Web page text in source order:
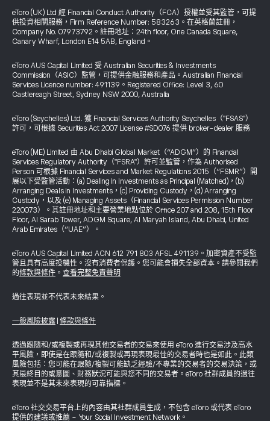
eToro (UK) Ltd 經 Financial Conduct Authority（FCA）授權並受其監管，可提
供投資相關服務，Firm Reference Number: 583263。在英格蘭註冊，
Company No. 07973792。註冊地址：24th floor, One Canada Square,
Canary Wharf, London E14 5AB, England。
eToro AUS Capital Limited 受 Australian Securities & Investments
Commission（ASIC）監管，可提供金融服務和產品。Australian Financial
Services Licence number: 491139。Registered Office: Level 3, 60
Castlereagh Street, Sydney NSW 2000, Australia
eToro (Seychelles) Ltd. 獲 Financial Services Authority Seychelles（"FSAS"）
許可，可根據 Securities Act 2007 License #SD076 提供 broker-dealer 服務
eToro (ME) Limited 由 Abu Dhabi Global Market（“ADGM”）的 Financial
Services Regulatory Authority（"FSRA"）許可並監管，作為 Authorised
Person 可根據 Financial Services and Market Regulations 2015（“FSMR”）開
展以下受監管活動：(a) Dealing in Investments as Principal (Matched)，(b)
Arranging Deals in Investments，(c) Providing Custody，(d) Arranging
Custody，以及 (e) Managing Assets（Financial Services Permission Number
220073）。其註冊地址和主要營業地點位於 Office 207 and 208, 15th Floor
Floor, Al Sarab Tower, ADGM Square, Al Maryah Island, Abu Dhabi, United
Arab Emirates（“UAE”）。
eToro AUS Capital Limited ACN 612 791 803 AFSL 491139。加密資產不受監
管且具有高度投機性。沒有消費者保護。您可能會損失全部資本。請參閱我們
的條款與條件 。 查看完整免責聲明
過往表現並不代表未來結果。
一般風險披露 條款與條件
透過跟隨和/或複製或再現其他交易者的交易來使用 eToro 進行交易涉及高水
平風險，即使是在跟隨和/或複製或再現表現最佳的交易者時也是如此。此類
風險包括：您可能在跟隨/複製可能缺乏經驗/不專業的交易者的交易決策，或
其最終目的或意圖、財務狀況可能與您不同的交易者。eToro 社群成員的過往
表現並不是其未來表現的可靠指標。
eToro 社交交易平台上的內容由其社群成員生成，不包含 eToro 或代表 eToro
提供的建議或推薦 - Your Social Investment Network。